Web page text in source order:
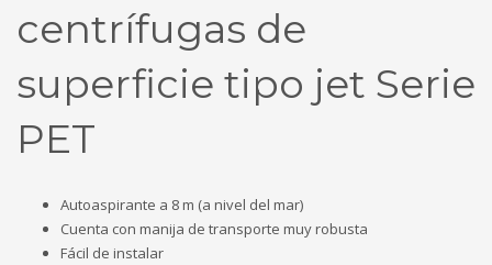
centrífugas de
superficie tipo jet Serie
PET
Autoaspirante a 8 m (a nivel del mar)
Cuenta con manija de transporte muy robusta
Fácil de instalar